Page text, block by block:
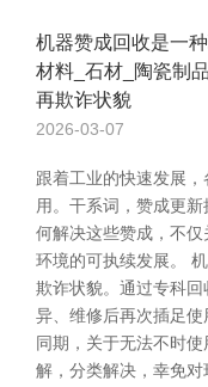
机器赞成回收是一
材料_石材_陶瓷制
再欺诈状貌
2026-03-07
跟着工业的快速发展
用。干系词，赞成更
何解决这些赞成，不
环境的可执续发展。
欺诈状貌。通过专科
异、维修后再次插足使
同期，关于无法不时
解，分类解决，幸免